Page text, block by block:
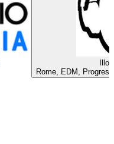
Rome, EDM,